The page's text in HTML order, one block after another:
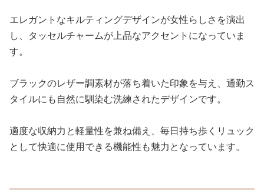
エレガントなキルティングデザインが女性らしさを演出
し、タッセルチャームが上品なアクセントになっていま
す。
ブラックのレザー調素材が落ち着いた印象を与え、通勤ス
タイルにも自然に馴染む洗練されたデザインです。
適度な収納力と軽量性を兼ね備え、毎日持ち歩くリュック
として快適に使用できる機能性も魅力となっています。